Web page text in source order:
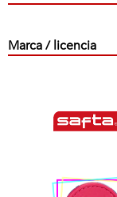
Marca / licencia